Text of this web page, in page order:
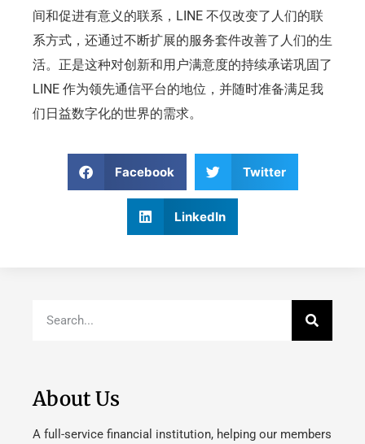
间和促进有意义的联系，LINE 不仅改变了人们的联
系方式，还通过不断扩展的服务套件改善了人们的生
活。正是这种对创新和用户满意度的持续承诺巩固了
LINE 作为领先通信平台的地位，并随时准备满足我
们日益数字化的世界的需求。
Facebook Twitter
LinkedIn
About Us
A full-service financial institution, helping our members